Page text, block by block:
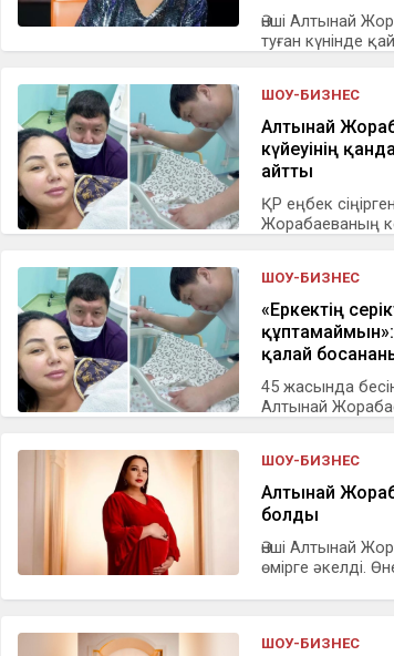
Әнші Алтынай
туған күнінде
ШОУ-БИЗНЕС
Алтынай
күйеуінің
айтты
ҚР еңбек
Жорабаеваның
ШОУ-БИЗНЕС
«Еркектің
қалай
45 жасында
Алтынай
ШОУ-БИЗНЕС
Алтынай
болды
Әнші Алтынай
өмірге әкелді.
ШОУ-БИЗНЕС